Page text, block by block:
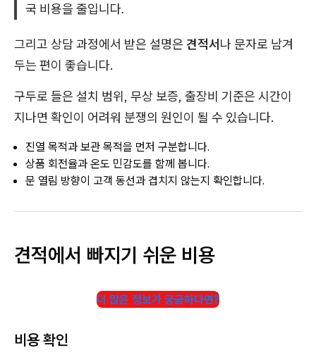
국 비용을 줄입니다.
그리고 상담 과정에서 받은 설명은 견적서나 문자로 남겨
두는 편이 좋습니다.
구두로 들은 설치 범위, 무상 보증, 출장비 기준은 시간이
지나면 확인이 어려워 분쟁의 원인이 될 수 있습니다.
진열 목적과 보관 목적을 먼저 구분합니다.
상품 회전율과 온도 민감도를 함께 봅니다.
문 열림 방향이 고객 동선과 겹치지 않는지 확인합니다.
견적에서 빠지기 쉬운 비용
더 많은 정보가 궁금하다면?
비용 확인